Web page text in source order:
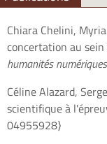
Chiara Chelini,
concertation au sein
humanités numériques
Céline Alazard,
scientifique à
04955928⟩